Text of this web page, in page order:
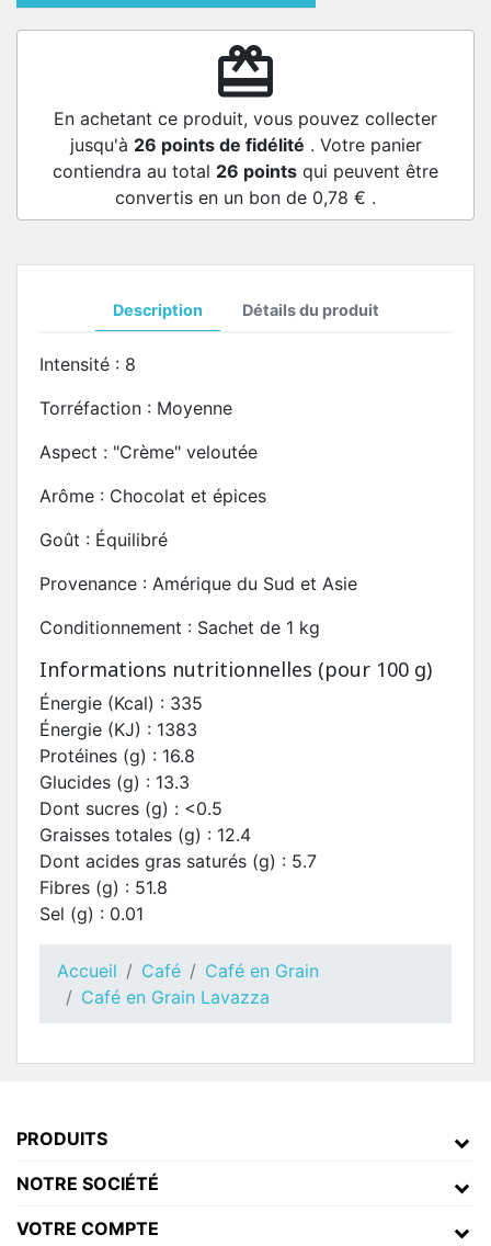
redeem
En achetant ce produit, vous pouvez collecter
jusqu'à 26 points de fidélité . Votre panier
contiendra au total 26 points qui peuvent être
convertis en un bon de 0,78 € .
Description Détails du produit
Intensité : 8
Torréfaction : Moyenne
Aspect : "Crème" veloutée
Arôme : Chocolat et épices
Goût : Équilibré
Provenance : Amérique du Sud et Asie
Conditionnement : Sachet de 1 kg
Informations nutritionnelles (pour 100 g)
Énergie (Kcal) : 335
Énergie (KJ) : 1383
Protéines (g) : 16.8
Glucides (g) : 13.3
Dont sucres (g) : <0.5
Graisses totales (g) : 12.4
Dont acides gras saturés (g) : 5.7
Fibres (g) : 51.8
Sel (g) : 0.01
Accueil Café
Café en Grain
Café en Grain Lavazza
PRODUITS
NOTRE SOCIÉTÉ
VOTRE COMPTE